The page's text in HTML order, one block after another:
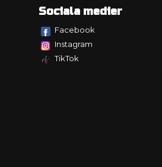
Sociala medier
Facebook
Instagram
TikTok